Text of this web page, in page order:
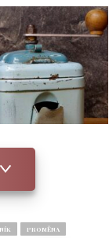
PROMĚNA